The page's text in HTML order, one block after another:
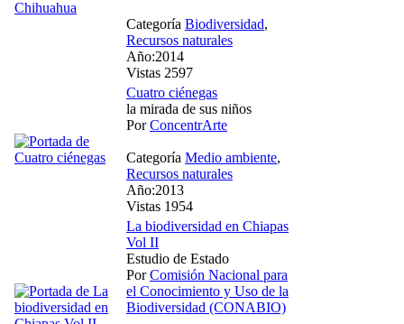
Categoría Biodiversidad,
Recursos naturales
Año:2014
Vistas 2597
Cuatro ciénegas
la mirada de sus niños
PorConcentrArte
Categoría Medio ambiente,
Recursos naturales
Año:2013
Vistas 1954
La biodiversidad en Chiapas
Vol II
Estudio de Estado
PorComisión Nacional para
el Conocimiento y Uso de la
Biodiversidad (CONABIO)